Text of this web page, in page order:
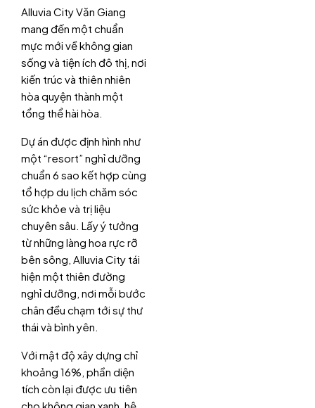
Alluvia City Văn Giang
mang đến một chuẩn
mực mới về không gian
sống và tiện ích đô thị, nơi
kiến trúc và thiên nhiên
hòa quyện thành một
tổng thể hài hòa.
Dự án được định hình như
một “resort” nghỉ dưỡng
chuẩn 6 sao kết hợp cùng
tổ hợp du lịch chăm sóc
sức khỏe và trị liệu
chuyên sâu. Lấy ý tưởng
từ những làng hoa rực rỡ
bên sông, Alluvia City tái
hiện một thiên đường
nghỉ dưỡng, nơi mỗi bước
chân đều chạm tới sự thư
thái và bình yên.
Với mật độ xây dựng chỉ
khoảng 16%, phần diện
tích còn lại được ưu tiên